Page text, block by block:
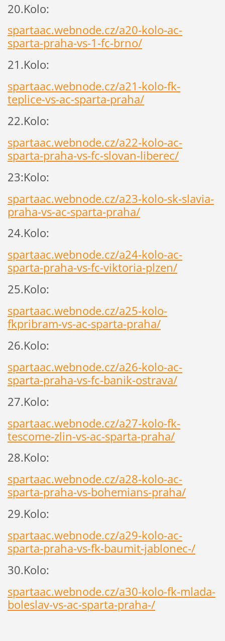
20.Kolo:
spartaac.webnode.cz/a20-kolo-ac-
sparta-praha-vs-1-fc-brno/
21.Kolo:
spartaac.webnode.cz/a21-kolo-fk-
teplice-vs-ac-sparta-praha/
22.Kolo:
spartaac.webnode.cz/a22-kolo-ac-
sparta-praha-vs-fc-slovan-liberec/
23:Kolo:
spartaac.webnode.cz/a23-kolo-sk-slavia-
praha-vs-ac-sparta-praha/
24.Kolo:
spartaac.webnode.cz/a24-kolo-ac-
sparta-praha-vs-fc-viktoria-plzen/
25.Kolo:
spartaac.webnode.cz/a25-kolo-
fkpribram-vs-ac-sparta-praha/
26.Kolo:
spartaac.webnode.cz/a26-kolo-ac-
sparta-praha-vs-fc-banik-ostrava/
27.Kolo:
spartaac.webnode.cz/a27-kolo-fk-
tescome-zlin-vs-ac-sparta-praha/
28.Kolo:
spartaac.webnode.cz/a28-kolo-ac-
sparta-praha-vs-bohemians-praha/
29.Kolo:
spartaac.webnode.cz/a29-kolo-ac-
sparta-praha-vs-fk-baumit-jablonec-/
30.Kolo:
spartaac.webnode.cz/a30-kolo-fk-mlada-
boleslav-vs-ac-sparta-praha-/